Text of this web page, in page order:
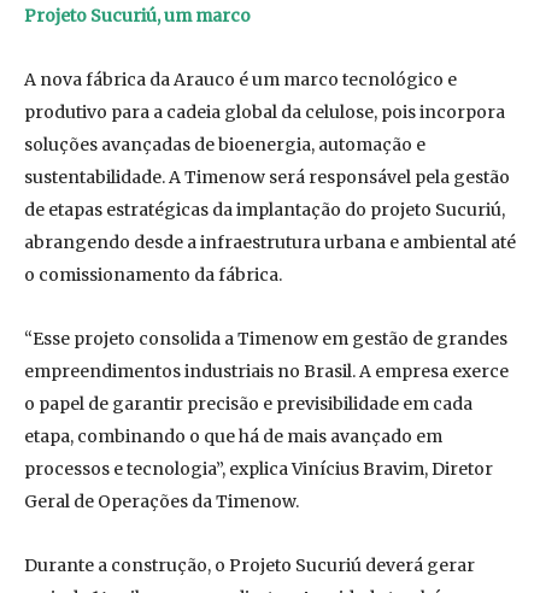
Projeto Sucuriú, um marco
A nova fábrica da Arauco é um marco tecnológico e
produtivo para a cadeia global da celulose, pois incorpora
soluções avançadas de bioenergia, automação e
sustentabilidade. A Timenow será responsável pela gestão
de etapas estratégicas da implantação do projeto Sucuriú,
abrangendo desde a infraestrutura urbana e ambiental até
o comissionamento da fábrica.
“Esse projeto consolida a Timenow em gestão de grandes
empreendimentos industriais no Brasil. A empresa exerce
o papel de garantir precisão e previsibilidade em cada
etapa, combinando o que há de mais avançado em
processos e tecnologia”, explica Vinícius Bravim, Diretor
Geral de Operações da Timenow.
Durante a construção, o Projeto Sucuriú deverá gerar